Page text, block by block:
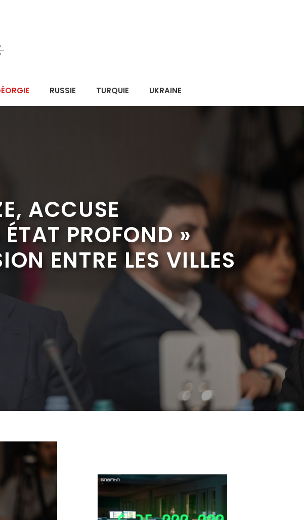
RUSSIE TURQUIE UKRAINE
ACCUSE
ÉTAT PROFOND »
ENTRE LES VILLES